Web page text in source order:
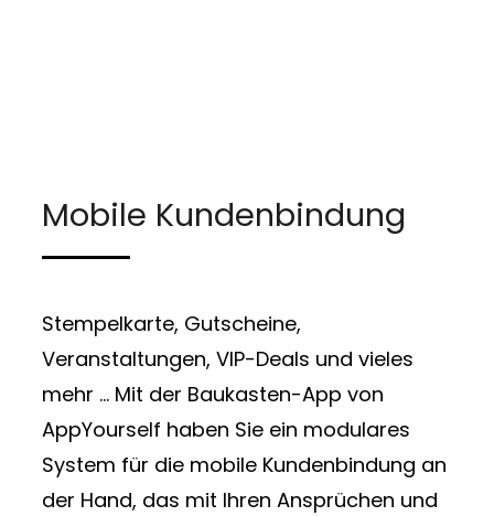
Mobile Kundenbindung
Stempelkarte, Gutscheine,
Veranstaltungen, VIP-Deals und vieles
mehr … Mit der Baukasten-App von
AppYourself haben Sie ein modulares
System für die mobile Kundenbindung an
der Hand, das mit Ihren Ansprüchen und